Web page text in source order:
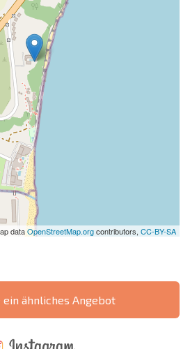
dataOpenStreetMap.orgcontributors, CC-BY-SA
ein ähnliches Angebot